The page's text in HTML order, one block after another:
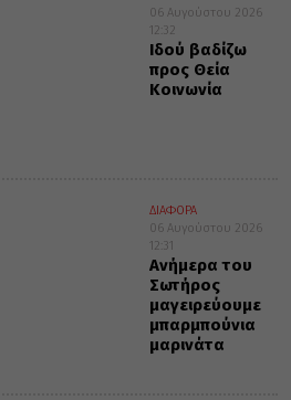
06 Αυγούστου 2026
12:32
Ιδού βαδίζω
προς Θεία
Κοινωνία
ΔΙΑΦΟΡΑ
06 Αυγούστου 2026
12:31
Ανήμερα του
Σωτήρος
μαγειρεύουμε
μπαρμπούνια
μαρινάτα